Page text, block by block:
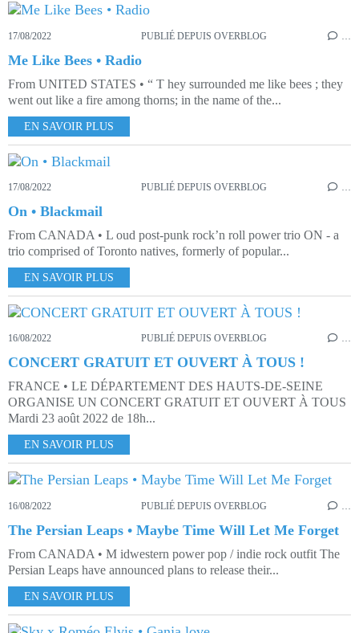
17/08/2022 PUBLIÉ DEPUIS OVERBLOG
Me Like Bees • Radio
From UNITED STATES • “ T hey surrounded me like bees ; they
went out like a fire among thorns; in the name of the...
EN SAVOIR PLUS
17/08/2022 PUBLIÉ DEPUIS OVERBLOG …
On • Blackmail
From CANADA • L oud post-punk rock’n roll power trio ON - a
trio comprised of Toronto natives, formerly of popular...
EN SAVOIR PLUS
16/08/2022 PUBLIÉ DEPUIS OVERBLOG …
CONCERT GRATUIT ET OUVERT À TOUS !
FRANCE • LE DÉPARTEMENT DES HAUTS-DE-SEINE
ORGANISE UN CONCERT GRATUIT ET OUVERT À TOUS
Mardi 23 août 2022 de 18h...
EN SAVOIR PLUS
16/08/2022 PUBLIÉ DEPUIS OVERBLOG
The Persian Leaps • Maybe Time Will Let Me Forget
From CANADA • M idwestern power pop / indie rock outfit The
Persian Leaps have announced plans to release their...
EN SAVOIR PLUS